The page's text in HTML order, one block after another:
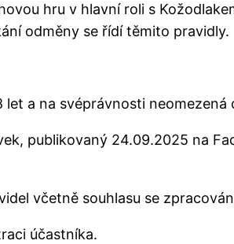
hru v hlavní roli s
odměny se řídí těmito pravidly.
a na svéprávnosti neomezená
publikovaný 24.09.2025 na
včetně souhlasu se
účastníka.